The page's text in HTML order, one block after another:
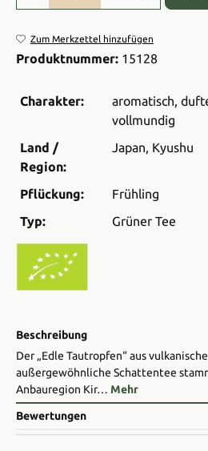
Zum Merkzettel hinzufügen
Produktnummer: 15128
Charakter: aromatisch,
vollmundig
Land /
Region:
Japan, Kyushu
Pflückung:
Frühling
Typ:
Grüner Tee
Beschreibung
Der „Edle Tautropfen“ aus
außergewöhnliche Schattentee
Anbauregion Kir… Mehr
Bewertungen